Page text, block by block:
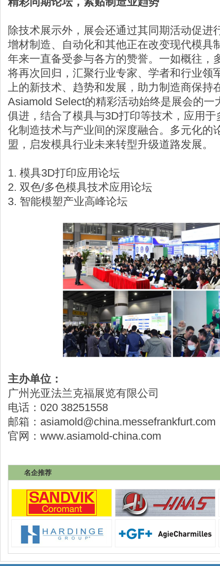
除技术展示外，展会还通过其同期活动促进
增材制造、自动化和其他正在改变现代模具
年来一直备受参与各方的赞誉。一如概往，
将再次回归，汇聚行业专家、学者和行业领
上的新技术、趋势和发展，助力制造商保持
Asiamold Select的精彩活动始终是展会的一
俱进，结合了模具与3D打印等技术，应用
化制造技术与产业间的深度融合。多元化的
盟，启发模具行业未来转型升级道路发展。
1. 模具3D打印应用论坛
2. 双色/多色模具技术应用论坛
3. 智能模塑产业高峰论坛
主办单位：
广州光亚法兰克福展览有限公司
电话：020 38251558
邮箱：asiamold@china.messefrankfurt.com
官网：www.asiamold-china.com
名企推荐